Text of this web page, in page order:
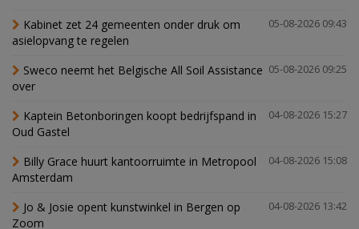
05-08-2026 09:43
Kabinet zet 24 gemeenten onder druk om
asielopvang te regelen
05-08-2026 09:25
Sweco neemt het Belgische All Soil Assistance
over
04-08-2026 15:27
Kaptein Betonboringen koopt bedrijfspand in
Oud Gastel
04-08-2026 15:08
Billy Grace huurt kantoorruimte in Metropool
Amsterdam
04-08-2026 13:42
Jo & Josie opent kunstwinkel in Bergen op
Zoom